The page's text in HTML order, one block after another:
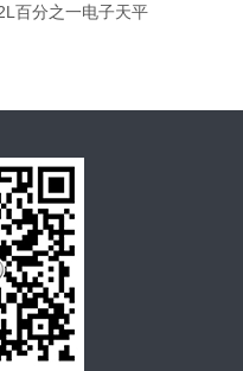
百分之一电子天平